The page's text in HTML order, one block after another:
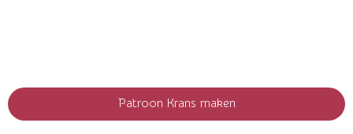
Patroon Krans maken